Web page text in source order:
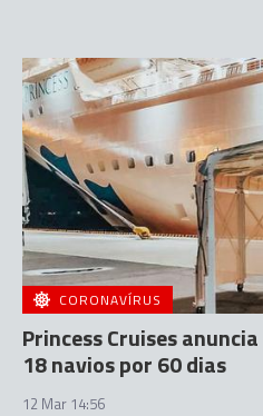
CORONAVÍRUS
Princess Cruises
18 navios por 60 dias
12 Mar 14:56